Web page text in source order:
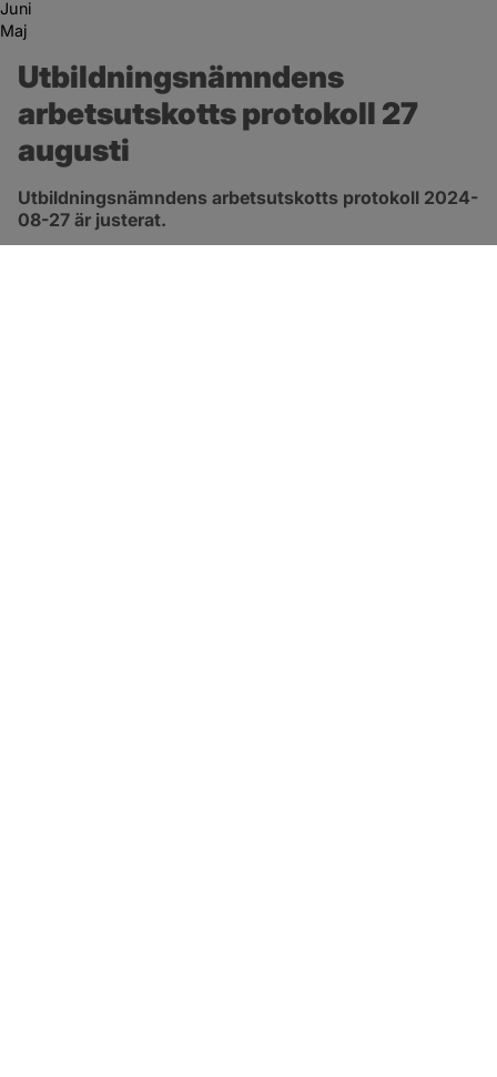
Juni
Maj
Utbildningsnämndens
arbetsutskotts protokoll 27
augusti
Utbildningsnämndens arbetsutskotts protokoll 2024-
08-27 är justerat.